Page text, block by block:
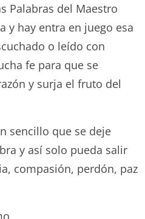
Palabras del Maestro
y hay entra en juego esa
o leído con
fe para que se
y surja el fruto del
sencillo que se deje
y así solo pueda salir
compasión, perdón, paz